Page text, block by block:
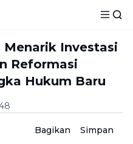
Investasi
Reformasi
Hukum Baru
Bagikan Simpan